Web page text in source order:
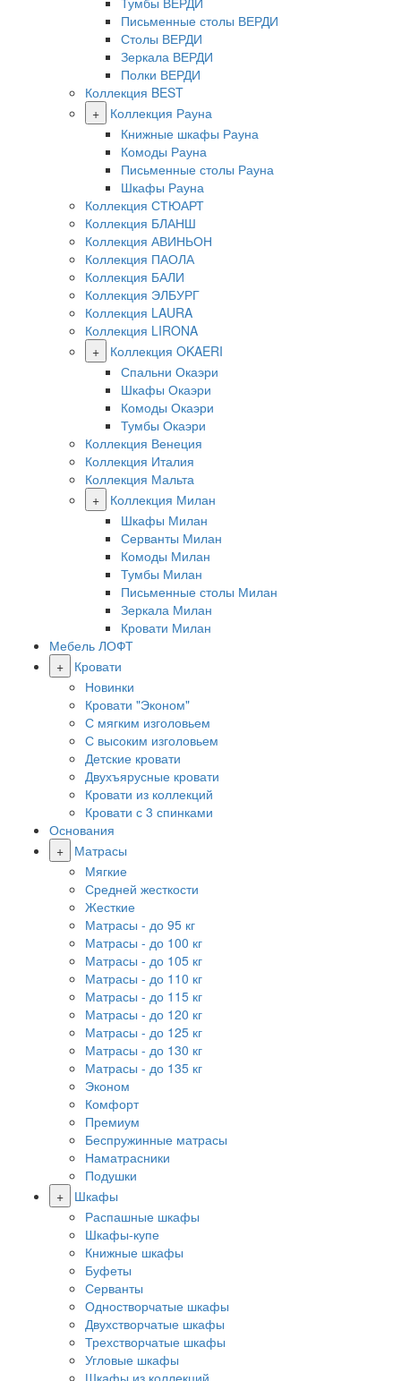
Письменные столы ВЕРДИ
Столы ВЕРДИ
Зеркала ВЕРДИ
Полки ВЕРДИ
Коллекция BEST
+
Коллекция Рауна
Книжные шкафы Рауна
Комоды Рауна
Письменные столы Рауна
Шкафы Рауна
Коллекция СТЮАРТ
Коллекция БЛАНШ
Коллекция АВИНЬОН
Коллекция ПАОЛА
Коллекция БАЛИ
Коллекция ЭЛБУРГ
Коллекция LAURA
Коллекция LIRONA
+
Коллекция OKAERI
Спальни Окаэри
Шкафы Окаэри
Комоды Окаэри
Тумбы Окаэри
Коллекция Венеция
Коллекция Италия
Коллекция Мальта
+
Коллекция Милан
Шкафы Милан
Серванты Милан
Комоды Милан
Тумбы Милан
Письменные столы Милан
Зеркала Милан
Кровати Милан
Мебель ЛОФТ
+
Кровати
Новинки
Кровати "Эконом"
С мягким изголовьем
С высоким изголовьем
Детские кровати
Двухъярусные кровати
Кровати из коллекций
Кровати с 3 спинками
Основания
+
Матрасы
Мягкие
Средней жесткости
Жесткие
Матрасы - до 95 кг
Матрасы - до 100 кг
Матрасы - до 105 кг
Матрасы - до 110 кг
Матрасы - до 115 кг
Матрасы - до 120 кг
Матрасы - до 125 кг
Матрасы - до 130 кг
Матрасы - до 135 кг
Эконом
Комфорт
Премиум
Беспружинные матрасы
Наматрасники
Подушки
+
Шкафы
Распашные шкафы
Шкафы-купе
Книжные шкафы
Буфеты
Серванты
Одностворчатые шкафы
Двухстворчатые шкафы
Трехстворчатые шкафы
Угловые шкафы
Шкафы из коллекций